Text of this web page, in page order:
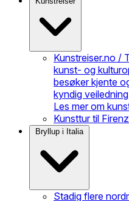
Kunstreiser.no /
kunst- og
besøker kjente
kyndig
Les mer om
Kunsttur til
Bryllup i Italia
Stadig flere